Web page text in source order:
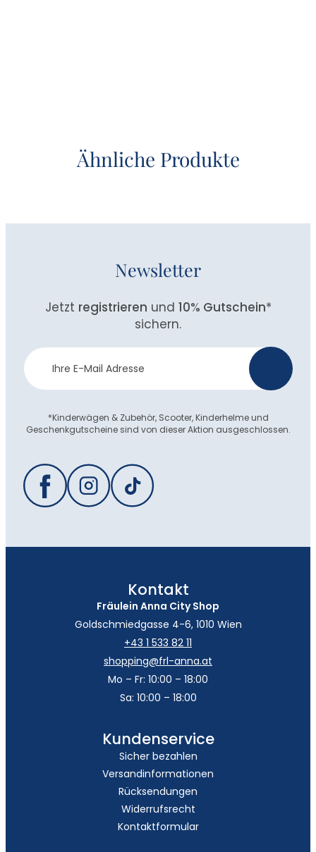
Ähnliche Produkte
Newsletter
Jetzt registrieren und 10% Gutschein*
sichern.
Newsletter
Anmeldung
*Kinderwägen & Zubehör, Scooter, Kinderhelme und
Geschenkgutscheine sind von dieser Aktion ausgeschlossen.
Kontakt
Fräulein Anna City Shop
Goldschmiedgasse 4-6, 1010 Wien
+43 1 533 82 11
shopping@frl-anna.at
Mo – Fr: 10:00 – 18:00
Sa: 10:00 – 18:00
Kundenservice
Sicher bezahlen
Versandinformationen
Rücksendungen
Widerrufsrecht
Kontaktformular